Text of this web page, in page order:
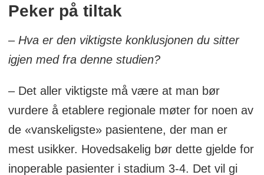
Peker på tiltak
– Hva er den viktigste konklusjonen du sitter
igjen med fra denne studien?
– Det aller viktigste må være at man bør
vurdere å etablere regionale møter for noen av
de «vanskeligste» pasientene, der man er
mest usikker. Hovedsakelig bør dette gjelde for
inoperable pasienter i stadium 3-4. Det vil gi